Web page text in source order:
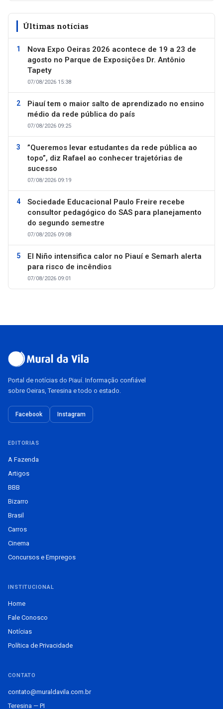
Últimas notícias
Nova Expo Oeiras 2026 acontece de 19 a 23 de
agosto no Parque de Exposições Dr. Antônio
Tapety
07/08/2026 15:38
Piauí tem o maior salto de aprendizado no ensino
médio da rede pública do país
07/08/2026 09:25
”Queremos levar estudantes da rede pública ao
topo”, diz Rafael ao conhecer trajetórias de
sucesso
07/08/2026 09:19
Sociedade Educacional Paulo Freire recebe
consultor pedagógico do SAS para planejamento
do segundo semestre
07/08/2026 09:08
El Niño intensifica calor no Piauí e Semarh alerta
para risco de incêndios
07/08/2026 09:01
Portal de notícias do Piauí. Informação confiável
sobre Oeiras, Teresina e todo o estado.
Facebook Instagram
EDITORIAS
A Fazenda
Artigos
BBB
Bizarro
Brasil
Carros
Cinema
Concursos e Empregos
INSTITUCIONAL
Home
Fale Conosco
Notícias
Política de Privacidade
CONTATO
contato@muraldavila.com.br
Teresina — PI